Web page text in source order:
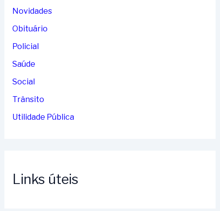
Novidades
Obituário
Policial
Saúde
Social
Trânsito
Utilidade Pública
Links úteis